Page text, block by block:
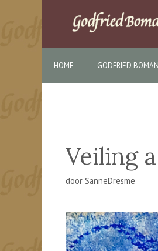
HOME GODFRIED
Veiling
door SanneDresme